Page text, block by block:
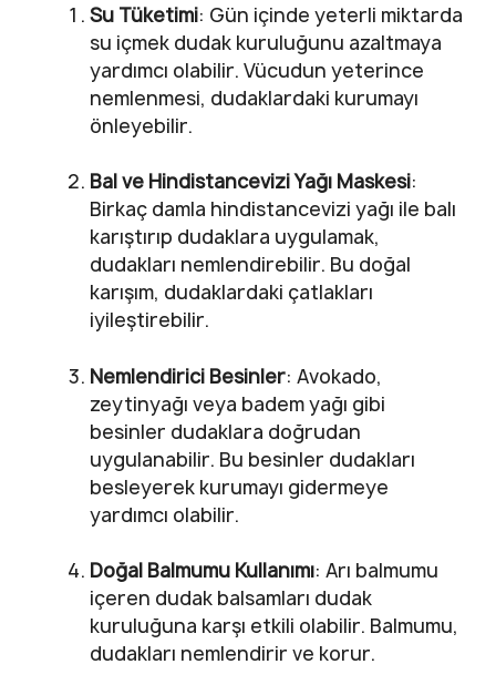
Su Tüketimi: Gün içinde yeterli miktarda
su içmek dudak kuruluğunu azaltmaya
yardımcı olabilir. Vücudun yeterince
nemlenmesi, dudaklardaki kurumayı
önleyebilir.
Bal ve Hindistancevizi Yağı Maskesi:
Birkaç damla hindistancevizi yağı ile balı
karıştırıp dudaklara uygulamak,
dudakları nemlendirebilir. Bu doğal
karışım, dudaklardaki çatlakları
iyileştirebilir.
Nemlendirici Besinler: Avokado,
zeytinyağı veya badem yağı gibi
besinler dudaklara doğrudan
uygulanabilir. Bu besinler dudakları
besleyerek kurumayı gidermeye
yardımcı olabilir.
Doğal Balmumu Kullanımı: Arı balmumu
içeren dudak balsamları dudak
kuruluğuna karşı etkili olabilir. Balmumu,
dudakları nemlendirir ve korur.